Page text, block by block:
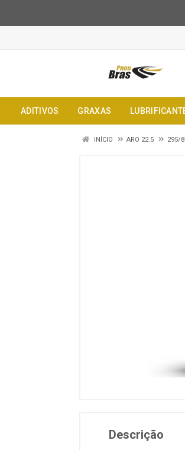
ADITIVOS GRAXAS
INÍCIO ARO 22.5 295/
Descrição